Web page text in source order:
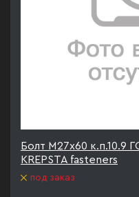
Болт М27х60 к.п.10.9
KREPSTA fasteners
под заказ